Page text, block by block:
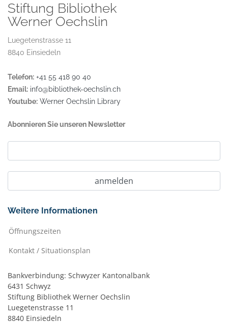
Stiftung Bibliothek
Werner Oechslin
Luegetenstrasse 11
8840 Einsiedeln
Telefon: +41 55 418 90 40
Email: info@bibliothek-oechslin.ch
Youtube: Werner Oechslin Library
Abonnieren Sie unseren Newsletter
Weitere Informationen
Öffnungszeiten
Kontakt / Situationsplan
Bankverbindung: Schwyzer Kantonalbank
6431 Schwyz
Stiftung Bibliothek Werner Oechslin
Luegetenstrasse 11
8840 Einsiedeln